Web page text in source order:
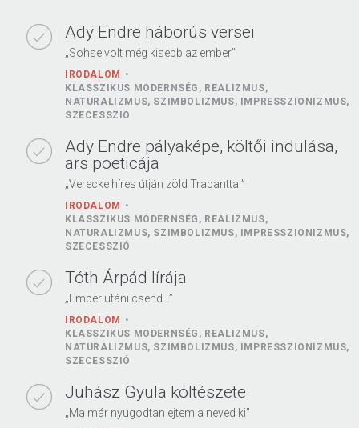
Ady Endre háborús versei
„Sohse volt még kisebb az ember”
IRODALOM
KLASSZIKUS MODERNSÉG, REALIZMUS,
NATURALIZMUS, SZIMBOLIZMUS, IMPRESSZIONIZMUS,
SZECESSZIÓ
Ady Endre pályaképe, költői indulása,
ars poeticája
„Verecke híres útján zöld Trabanttal”
IRODALOM
KLASSZIKUS MODERNSÉG, REALIZMUS,
NATURALIZMUS, SZIMBOLIZMUS, IMPRESSZIONIZMUS,
SZECESSZIÓ
Tóth Árpád lírája
„Ember utáni csend…”
IRODALOM
KLASSZIKUS MODERNSÉG, REALIZMUS,
NATURALIZMUS, SZIMBOLIZMUS, IMPRESSZIONIZMUS,
SZECESSZIÓ
Juhász Gyula költészete
„Ma már nyugodtan ejtem a neved ki”